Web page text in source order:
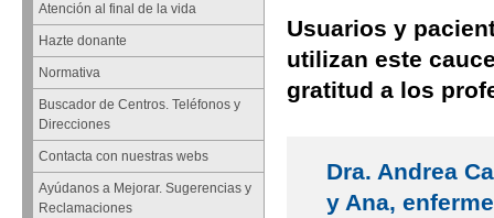
Atención al final de la vida
Hazte donante
Normativa
Buscador de Centros. Teléfonos y
Direcciones
Contacta con nuestras webs
Ayúdanos a Mejorar. Sugerencias y
Reclamaciones
Usuarios y
utilizan este
gratitud a los
Dra. Andrea
y Ana,